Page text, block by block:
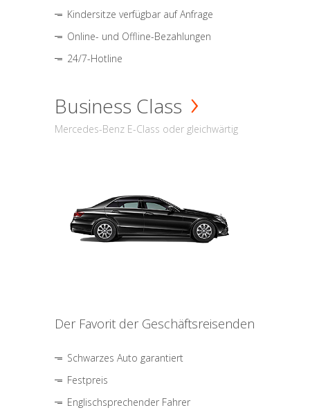
Kindersitze verfügbar auf Anfrage
Online- und Offline-Bezahlungen
24/7-Hotline
Business Class
Mercedes-Benz E-Class oder gleichwärtig
Der Favorit der Geschäftsreisenden
Schwarzes Auto garantiert
Festpreis
Englischsprechender Fahrer